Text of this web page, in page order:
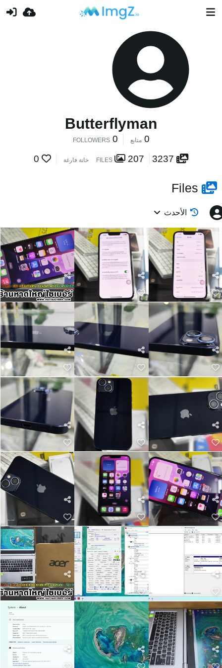
Butterflyman
0 متابع 0
FOLLOWERS
3237
FILES 207 خانة فارغة 0
Files
الأحدث